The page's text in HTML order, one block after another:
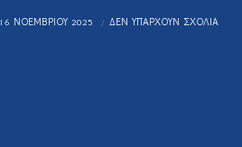
16 ΝΟΕΜΒΡΊΟΥ 2025 ΔΕΝ ΥΠΆΡΧΟΥΝ ΣΧΌΛΙΑ